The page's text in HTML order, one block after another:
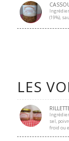
(19%),
LES
sel,
froid ou